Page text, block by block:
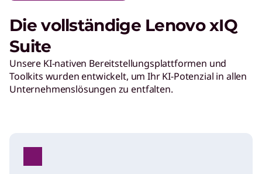
Die vollständige Lenovo xIQ
Suite
Unsere KI-nativen Bereitstellungsplattformen und
Toolkits wurden entwickelt, um Ihr KI-Potenzial in allen
Unternehmenslösungen zu entfalten.